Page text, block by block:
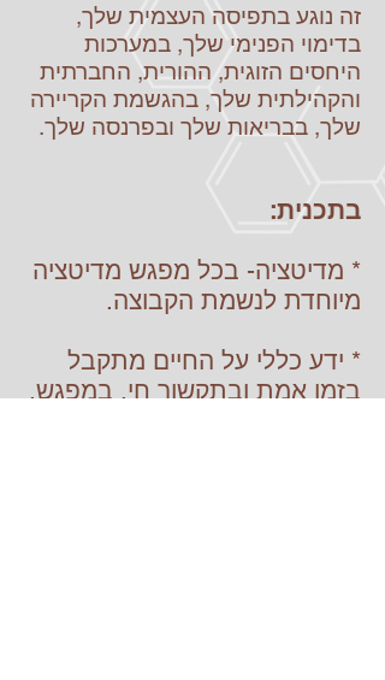
זה נוגע בתפיסה העצמית שלך,
בדימוי הפנימי שלך, במערכות
היחסים הזוגית, ההורית, החברתית
והקהילתית שלך, בהגשמת הקריירה
שלך, בבריאות שלך ובפרנסה שלך.
בתכנית:
* מדיטציה- בכל מפגש מדיטציה
מיוחדת לנשמת הקבוצה.
* ידע כללי על החיים מתקבל
בזמן אמת ובתקשור חי, במפגש.